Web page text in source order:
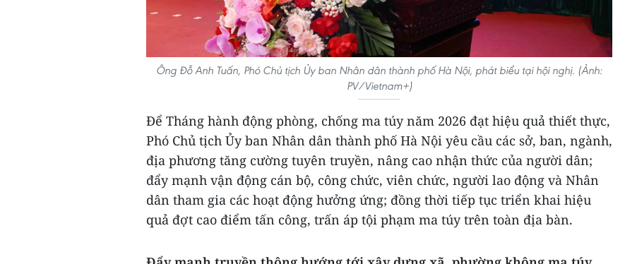
Ông Đỗ Anh Tuấn, Phó Chủ tịch Ủy ban Nhân dân thành phố Hà Nội, phát biểu tại hội nghị. (Ảnh:
PV/Vietnam+)
Để Tháng hành động phòng, chống ma túy năm 2026 đạt hiệu quả thiết thực,
Phó Chủ tịch Ủy ban Nhân dân thành phố Hà Nội yêu cầu các sở, ban, ngành,
địa phương tăng cường tuyên truyền, nâng cao nhận thức của người dân;
đẩy mạnh vận động cán bộ, công chức, viên chức, người lao động và Nhân
dân tham gia các hoạt động hưởng ứng; đồng thời tiếp tục triển khai hiệu
quả đợt cao điểm tấn công, trấn áp tội phạm ma túy trên toàn địa bàn.